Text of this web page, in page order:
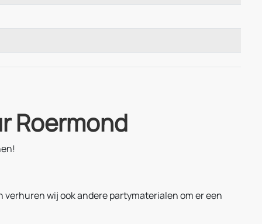
Roermond
wij ook andere partymaterialen om er een